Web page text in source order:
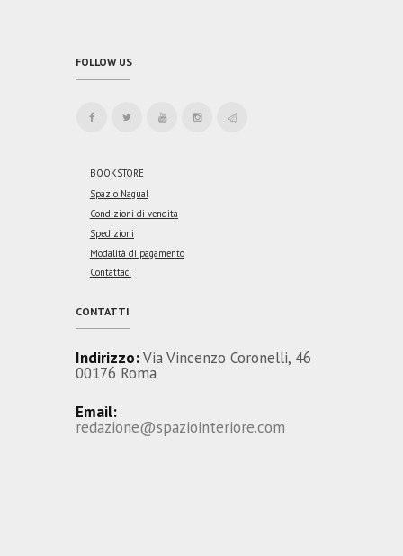
FOLLOW US
BOOKSTORE
Spazio Nagual
Condizioni di vendita
Spedizioni
Modalità di pagamento
Contattaci
CONTATTI
Indirizzo:Via Vincenzo Coronelli, 46
00176 Roma
Email:
redazione@spaziointeriore.com